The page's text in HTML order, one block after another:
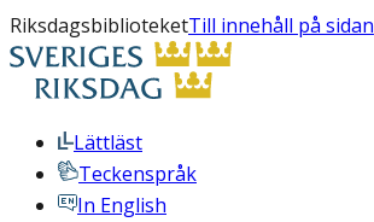
RiksdagsbiblioteketTill innehåll på sidan
Lättläst
Teckenspråk
In English